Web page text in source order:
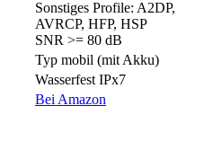
Sonstiges Profile: A2DP,
AVRCP, HFP, HSP
SNR >= 80 dB
Typ mobil (mit Akku)
Wasserfest IPx7
Bei Amazon